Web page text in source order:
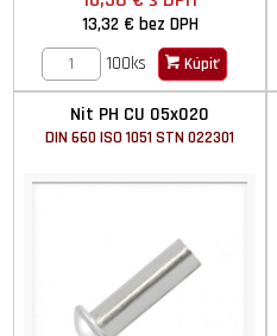
13,32 € bez DPH
100ks
Kúpiť
Nit PH CU 05x020
DIN 660 ISO 1051 STN 022301